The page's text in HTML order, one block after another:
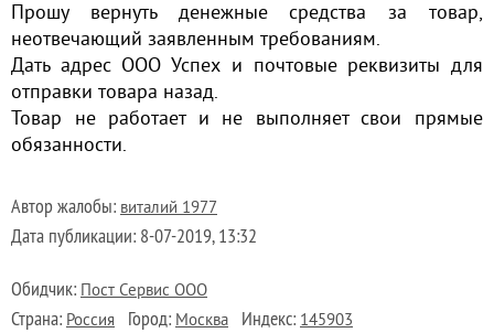
Прошу вернуть денежные средства за товар,
неотвечающий заявленным требованиям.
Дать адрес ООО Успех и почтовые реквизиты для
отправки товара назад.
Товар не работает и не выполняет свои прямые
обязанности.
Автор жалобы: виталий 1977
Дата публикации: 8-07-2019, 13:32
Обидчик: Пост Сервис ООО
Страна: Россия Город: Москва Индекс: 145903